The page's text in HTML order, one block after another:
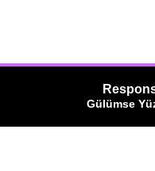
Gülümse